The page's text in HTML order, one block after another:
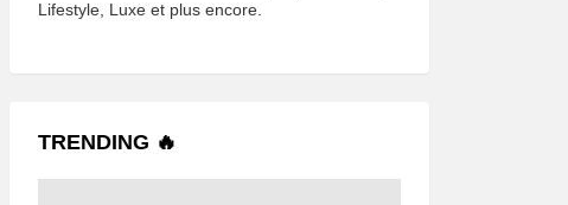
Lifestyle, Luxe et plus encore.
TRENDING 🔥